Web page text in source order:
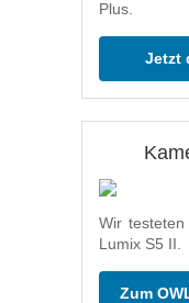
Plus.
Jetzt
Wir
Lumix S5 II.
Zum